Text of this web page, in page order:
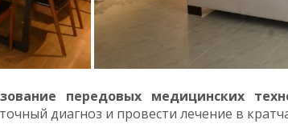
передовых медицинских
диагноз и провести лечение в